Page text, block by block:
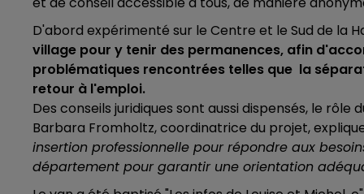
7h00 - 12h00
LE WEEK-END CHAMPAGNE FM
D'abord expérimenté sur le Centre et le Sud de la
village pour y tenir des permanences, afin
problématiques rencontrées telles que la
retour à l'emploi.
Des conseils juridiques sont aussi dispensés, le
Barbara Fromholtz, coordinatrice du projet,
insertion professionnelle pour répondre aux
département pour garantir une orientation